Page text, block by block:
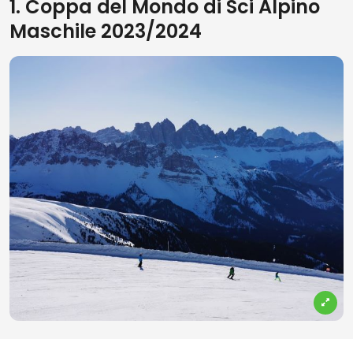
1. Coppa del Mondo di Sci Alpino
Maschile 2023/2024